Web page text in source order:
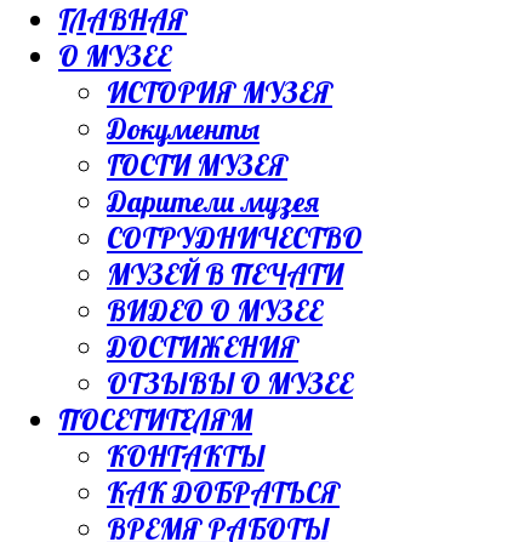
ГЛАВНАЯ
О МУЗЕЕ
ИСТОРИЯ МУЗЕЯ
Документы
ГОСТИ МУЗЕЯ
Дарители музея
СОТРУДНИЧЕСТВО
МУЗЕЙ В ПЕЧАТИ
ВИДЕО О МУЗЕЕ
ДОСТИЖЕНИЯ
ОТЗЫВЫ О МУЗЕЕ
ПОСЕТИТЕЛЯМ
КОНТАКТЫ
КАК ДОБРАТЬСЯ
ВРЕМЯ РАБОТЫ